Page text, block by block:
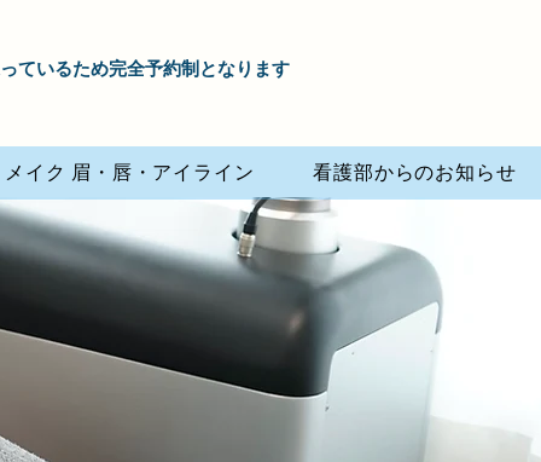
ているため完全予約制となります
イク 眉・唇・アイライン 看護部からのお知らせ